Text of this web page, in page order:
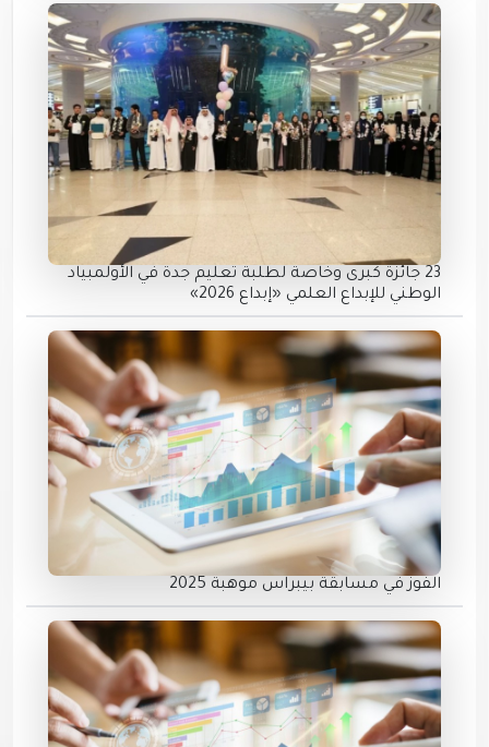
23 جائزة كبرى وخاصة لطلبة تعليم جدة في الأولمبياد
الوطني للإبداع العلمي «إبداع 2026»
الفوز في مسابقة بيبراس موهبة 2025